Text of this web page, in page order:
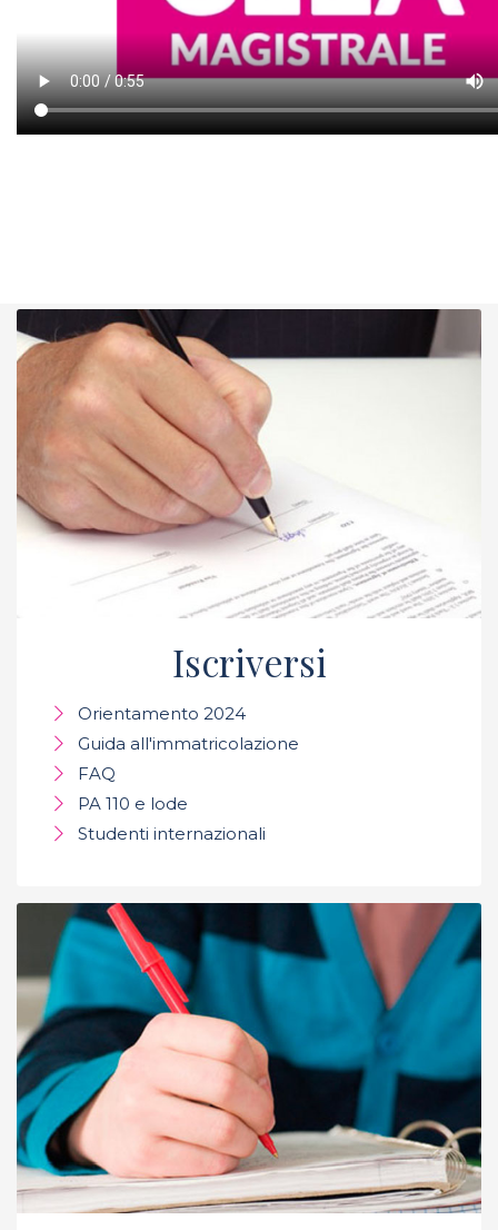
Iscriversi
Orientamento 2024
Guida all'immatricolazione
FAQ
PA 110 e lode
Studenti internazionali